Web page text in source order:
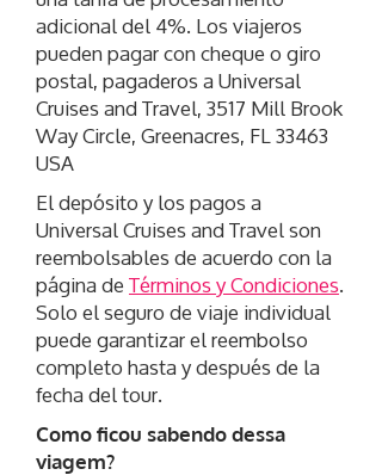
adicional del 4%. Los viajeros
pueden pagar con cheque o giro
postal, pagaderos a Universal
Cruises and Travel, 3517 Mill Brook
Way Circle, Greenacres, FL 33463
USA
El depósito y los pagos a
Universal Cruises and Travel son
reembolsables de acuerdo con la
página deTérminos y Condiciones.
Solo el seguro de viaje individual
puede garantizar el reembolso
completo hasta y después de la
fecha del tour.
Como ficou sabendo dessa
viagem?